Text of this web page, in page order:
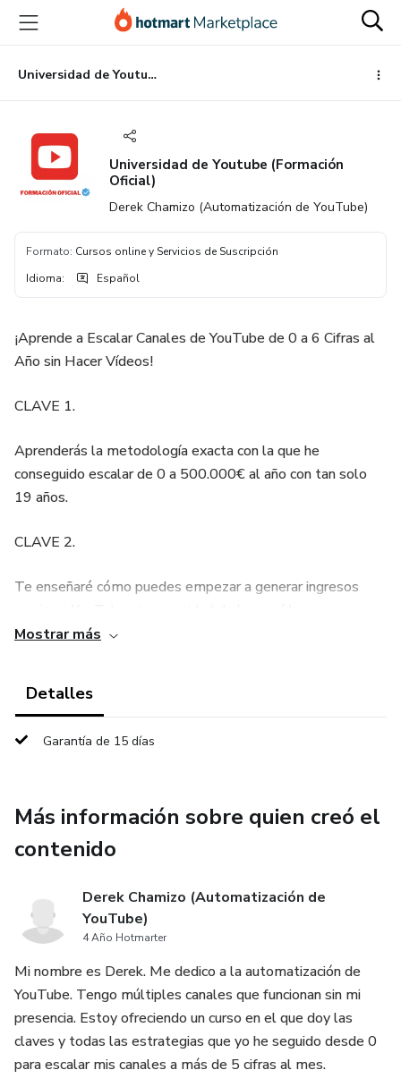
principal
página
de
página
Universidad de Youtube (Formación Oficial)
Universidad de Youtube (Formación
Oficial)
Derek Chamizo (Automatización de YouTube)
Formato: Cursos online y Servicios de Suscripción
Idioma: Español
¡Aprende a Escalar Canales de YouTube de 0 a 6 Cifras al
Año sin Hacer Vídeos!
CLAVE 1.
Aprenderás la metodología exacta con la que he
conseguido escalar de 0 a 500.000€ al año con tan solo
19 años.
CLAVE 2.
Te enseñaré cómo puedes empezar a generar ingresos
Te enseñaré ejemplos reales de alumnos que han
escalado desde 0 en mi formación.
Mostrar más
Detalles
Garantía de 15 días
Más información sobre quien creó el
contenido
Derek Chamizo (Automatización de
YouTube)
4 Año Hotmarter
Mi nombre es Derek. Me dedico a la automatización de
YouTube. Tengo múltiples canales que funcionan sin mi
presencia. Estoy ofreciendo un curso en el que doy las
claves y todas las estrategias que yo he seguido desde 0
para escalar mis canales a más de 5 cifras al mes.